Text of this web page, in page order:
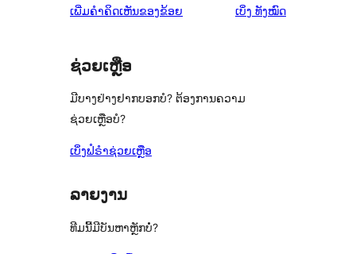
ເພີ່ມຄຳຄິດເຫັນຂອງຂ້ອຍ ເບິ່ງ ຄຳ
ທັງໝົດ
ຊ່ວຍເຫຼືອ
ມີບາງຢ່າງຢາກບອກບໍ? ຕ້ອງການຄວາມ
ຊ່ວຍເຫຼືອບໍ?
ເບິ່ງຟໍຣຳຊ່ວຍເຫຼືອ
ລາຍງານ
ທີມນີ້ມີບັນຫາຫຼັກບໍ່?